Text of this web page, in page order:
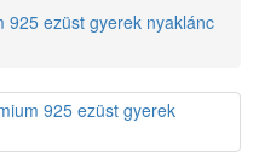
925 ezüst gyerek nyaklánc